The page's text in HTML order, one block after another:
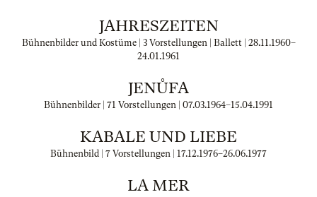
JAHRESZEITEN
Bühnenbilder und Kostüme | 3 Vorstellungen | Ballett | 28.11.1960–
24.01.1961
JENŮFA
Bühnenbilder | 71 Vorstellungen | 07.03.1964–15.04.1991
KABALE UND LIEBE
Bühnenbild | 7 Vorstellungen | 17.12.1976–26.06.1977
LA MER